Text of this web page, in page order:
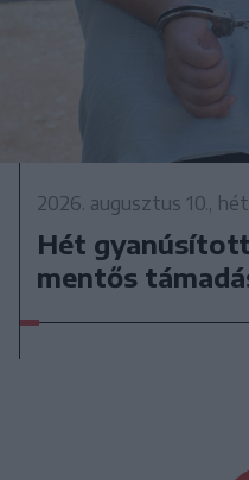
2026. augusztus 10.,
Hét
mentős